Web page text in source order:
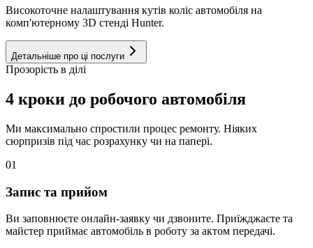
Високоточне налаштування кутів коліс автомобіля на
комп'ютерному 3D стенді Hunter.
Детальніше про ці послуги
Прозорість в ділі
4 кроки до робочого автомобіля
Ми максимально спростили процес ремонту. Ніяких
сюрпризів під час розрахунку чи на папері.
01
Запис та прийом
Ви заповнюєте онлайн-заявку чи дзвоните. Приїжджаєте та
майстер приймає автомобіль в роботу за актом передачі.